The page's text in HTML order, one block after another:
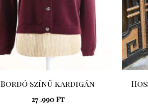
Bordó színű kardigán
27 .990 Ft